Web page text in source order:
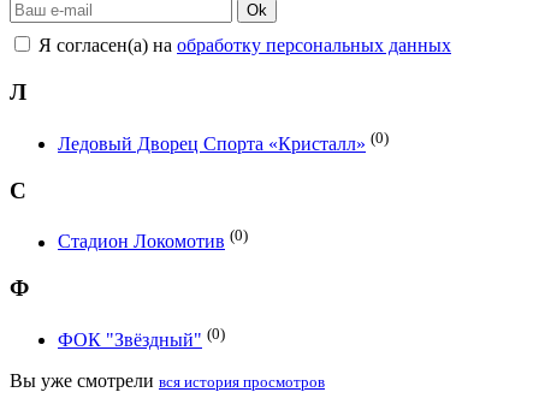
Ok
Я согласен(а) на обработку персональных данных
Л
Ледовый Дворец Спорта «Кристалл» (0)
С
Стадион Локомотив (0)
Ф
ФОК "Звёздный" (0)
Вы уже смотрели вся история просмотров